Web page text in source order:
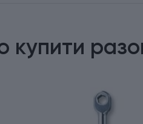
купити